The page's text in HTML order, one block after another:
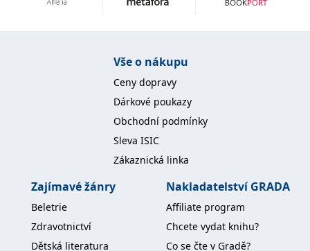
Vše o nákupu
Ceny dopravy
Dárkové poukazy
Obchodní podmínky
Sleva ISIC
Zákaznická linka
Zajímavé žánry
Beletrie
Zdravotnictví
Dětská literatura
Nakladatelství GRADA
Affiliate program
Chcete vydat knihu?
Co se čte v Gradě?